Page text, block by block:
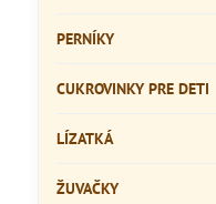
PERNÍKY
CUKROVINKY PRE DETI
LÍZATKÁ
ŽUVAČKY